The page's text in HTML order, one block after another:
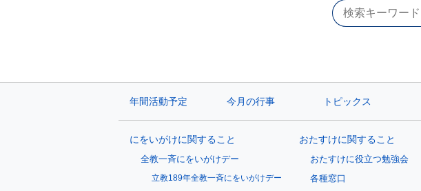
年間活動予定 今月の行事 トピックス
にをいがけに関すること
全教一斉にをいがけデー
立教189年全教一斉にをいがけデー
おたすけに関すること
おたすけに役立つ勉強会
各種窓口